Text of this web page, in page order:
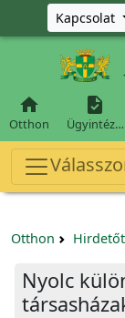
Ugrás a főKapcsolat

Otthon

Ügyintéz…
Otthon
Nyolc